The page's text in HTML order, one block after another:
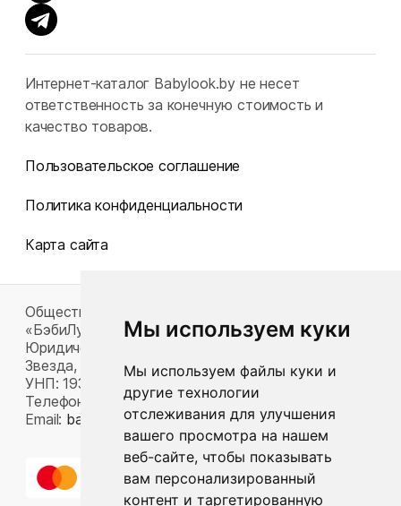
Мы используем куки
Мы используем файлы куки и
другие технологии
отслеживания для улучшения
вашего просмотра на нашем
веб-сайте, чтобы показывать
вам персонализированный
контент и таргетированную
Интернет-каталог Babylook.by не несет
ответственность за конечную стоимость и
качество товаров.
Пользовательское соглашение
Политика конфиденциальности
Карта сайта
Общество с ограниченной ответственностью
«БэбиЛук»
Юридический адрес: 220117, г. Минск, пр-т Газеты
Звезда, д. 16, пом. 52
УНП: 193815124
Телефон:
+375 33 392 66 63
Email: babylook.gm@gmail.com .